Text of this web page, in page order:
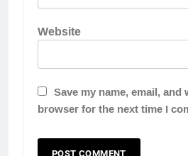
Website
Save my name, email,
browser for the next time I